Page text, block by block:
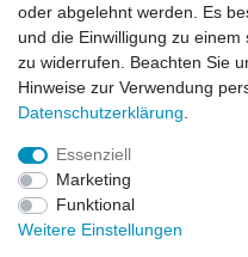
Alle auf dieser Webseite
Produktinformationen
allgemeinen Information.
Abweichungen zwischen
dargestellten Produkten
Modellen möglich sind.
Die auf der Webseite
Spezifikationen und
oder abgelehnt werden. Es
und die Einwilligung zu
zu widerrufen. Beachten Sie
Hinweise zur Verwendung
Daten­schutz­erklärung
Essenziell
Marketing
Funktional
Weitere Einstellungen